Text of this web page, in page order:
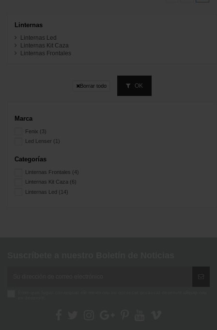
Linternas
Linternas Led
Linternas Kit Caza
Linternas Frontales
Borrar todo OK
Marca
Fenix (3)
Led Lenser (1)
Categorías
Linternas Frontales (4)
Linternas Kit Caza (6)
Linternas Led (14)